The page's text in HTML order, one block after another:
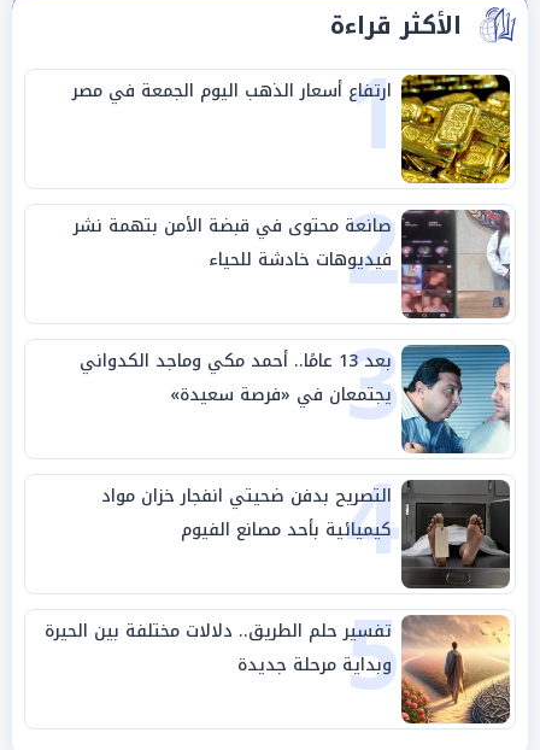
الأكثر قراءة
1
ارتفاع أسعار الذهب اليوم الجمعة في مصر
2
صانعة محتوى في قبضة الأمن بتهمة نشر
فيديوهات خادشة للحياء
3 بعد 13 عامًا.. أحمد مكي وماجد الكدواني
يجتمعان في «فرصة سعيدة»
4
التصريح بدفن ضحيتي انفجار خزان مواد
كيميائية بأحد مصانع الفيوم
5
تفسير حلم الطريق.. دلالات مختلفة بين الحيرة
وبداية مرحلة جديدة